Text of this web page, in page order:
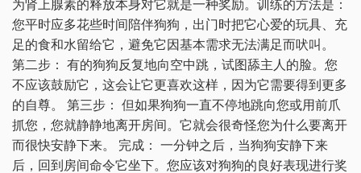
为肾上腺素的释放本身对它就是一种奖励。训练的方法是：
您平时应多花些时间陪伴狗狗，出门时把它心爱的玩具、充
足的食和水留给它，避免它因基本需求无法满足而吠叫。
第二步： 有的狗狗反复地向空中跳，试图舔主人的脸。您
不应该鼓励它，这会让它更喜欢这样，因为它需要得到更多
的自尊。 第三步： 但如果狗狗一直不停地跳向您或用前爪
抓您，您就静静地离开房间。它就会很奇怪您为什么要离开
而很快安静下来。 完成： 一分钟之后，当狗狗安静下来
后，回到房间命令它坐下。您应该对狗狗的良好表现进行奖